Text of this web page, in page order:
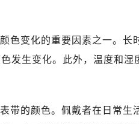
色变化的重要因素之一。长
发生变化。此外，温度和
带的颜色。佩戴者在日常生